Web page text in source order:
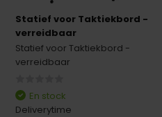
Statief voor Taktiekbord -
verreidbaar
Statief voor Taktiekbord -
verreidbaar
En stock
Deliverytime